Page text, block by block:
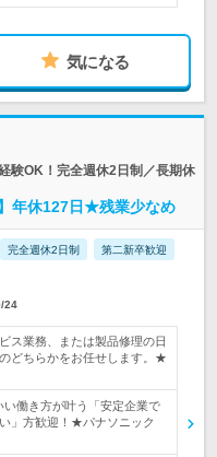
気になる
験OK！完全週休2日制／長期休
年休127日★残業少なめ
完全週休2日制 第二新卒歓迎
24
ス業務、または製品修理の日
どちらかをお任せします。★
い働き方が叶う「安定企業で
」方歓迎！★パナソニック